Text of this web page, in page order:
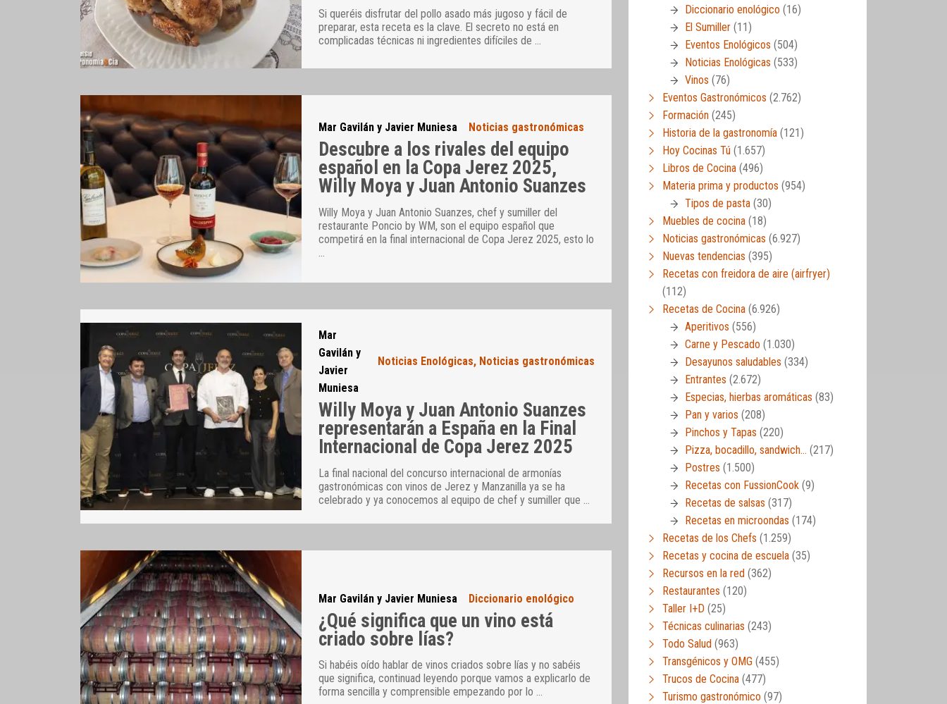
Si queréis disfrutar del pollo asado más jugoso y fácil de
preparar, esta receta es la clave. El secreto no está en
complicadas técnicas ni ingredientes difíciles de
Mar Gavilán y Javier Muniesa Noticias gastronómicas
Descubre a los rivales del equipo
español en la Copa Jerez 2025,
Willy Moya y Juan Antonio Suanzes
Willy Moya y Juan Antonio Suanzes, chef y sumiller del
restaurante Poncio by WM, son el equipo español que
competirá en la final internacional de Copa Jerez 2025, esto lo
Mar
Gavilán y
Javier
Muniesa
Noticias Enológicas, Noticias gastronómicas
Willy Moya y Juan Antonio Suanzes
representarán a España en la Final
Internacional de Copa Jerez 2025
La final nacional del concurso internacional de armonías
gastronómicas con vinos de Jerez y Manzanilla ya se ha
celebrado y ya conocemos al equipo de chef y sumiller que
Mar Gavilán y Javier Muniesa Diccionario enológico
¿Qué significa que un vino está
criado sobre lías?
Si habéis oído hablar de vinos criados sobre lías y no sabéis
que significa, continuad leyendo porque vamos a explicarlo de
forma sencilla y comprensible empezando por lo …
Diccionario enológico (16)
El Sumiller (11)
Eventos Enológicos (504)
Noticias Enológicas (533)
Vinos (76)
Eventos Gastronómicos (2.762)
Formación (245)
Historia de la gastronomía (121)
Hoy Cocinas Tú (1.657)
Libros de Cocina (496)
Materia prima y productos (954)
Tipos de pasta (30)
Muebles de cocina (18)
Noticias gastronómicas (6.927)
Nuevas tendencias (395)
Recetas con freidora de aire (airfryer)
(112)
Recetas de Cocina (6.926)
Aperitivos (556)
Carne y Pescado (1.030)
Desayunos saludables (334)
Entrantes (2.672)
Especias, hierbas aromáticas (83)
Pan y varios (208)
Pinchos y Tapas (220)
Pizza, bocadillo, sandwich… (217)
Postres (1.500)
Recetas con FussionCook (9)
Recetas de salsas (317)
Recetas en microondas (174)
Recetas de los Chefs (1.259)
Recetas y cocina de escuela (35)
Recursos en la red (362)
Restaurantes (120)
Taller I+D (25)
Técnicas culinarias (243)
Todo Salud (963)
Transgénicos y OMG (455)
Trucos de Cocina (477)
Turismo gastronómico (97)